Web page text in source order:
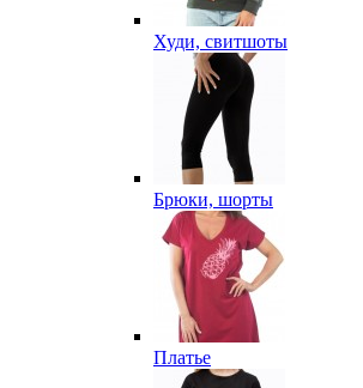
Худи, свитшоты
Брюки, шорты
Платье